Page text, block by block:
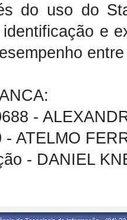
do uso do
e
-
- ATELMO
- DANIEL